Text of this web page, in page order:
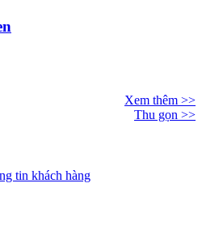
Xem thêm >>
Thu gọn >>
tin khách hàng